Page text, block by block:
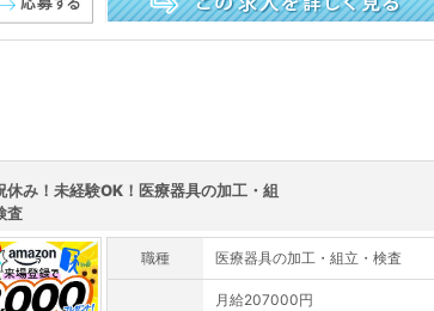
休み！未経験OK！医療器具の加工・組
査
職種 医療器具の加工・組立・検査
月給207000円